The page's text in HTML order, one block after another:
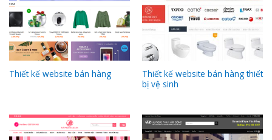
Thiết kế website bán hàng
Thiết kế website bán hàng thiết
bị vệ sinh